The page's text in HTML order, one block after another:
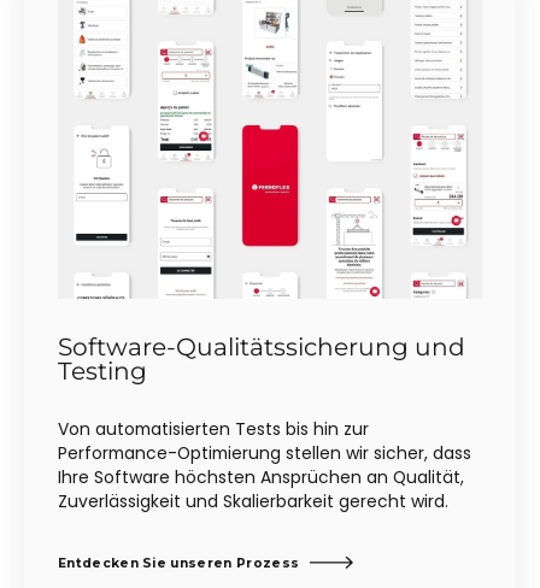
Software-Qualitätssicherung und
Testing
Von automatisierten Tests bis hin zur
Performance-Optimierung stellen wir sicher, dass
Ihre Software höchsten Ansprüchen an Qualität,
Zuverlässigkeit und Skalierbarkeit gerecht wird.
Entdecken Sie unseren Prozess